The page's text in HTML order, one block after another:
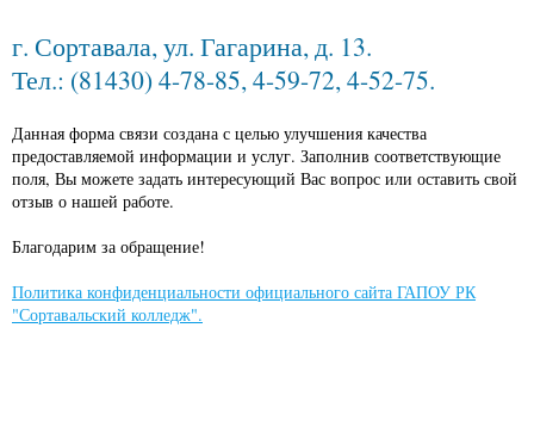
г. Сортавала, ул. Гагарина, д. 13.
Тел.: (81430) 4-78-85, 4-59-72, 4-52-75.
Данная форма связи создана с целью улучшения качества
предоставляемой информации и услуг. Заполнив соответствующие
поля, Вы можете задать интересующий Вас вопрос или оставить свой
отзыв о нашей работе.
Благодарим за обращение!
Политика конфиденциальности официального сайта ГАПОУ РК
"Сортавальский колледж".